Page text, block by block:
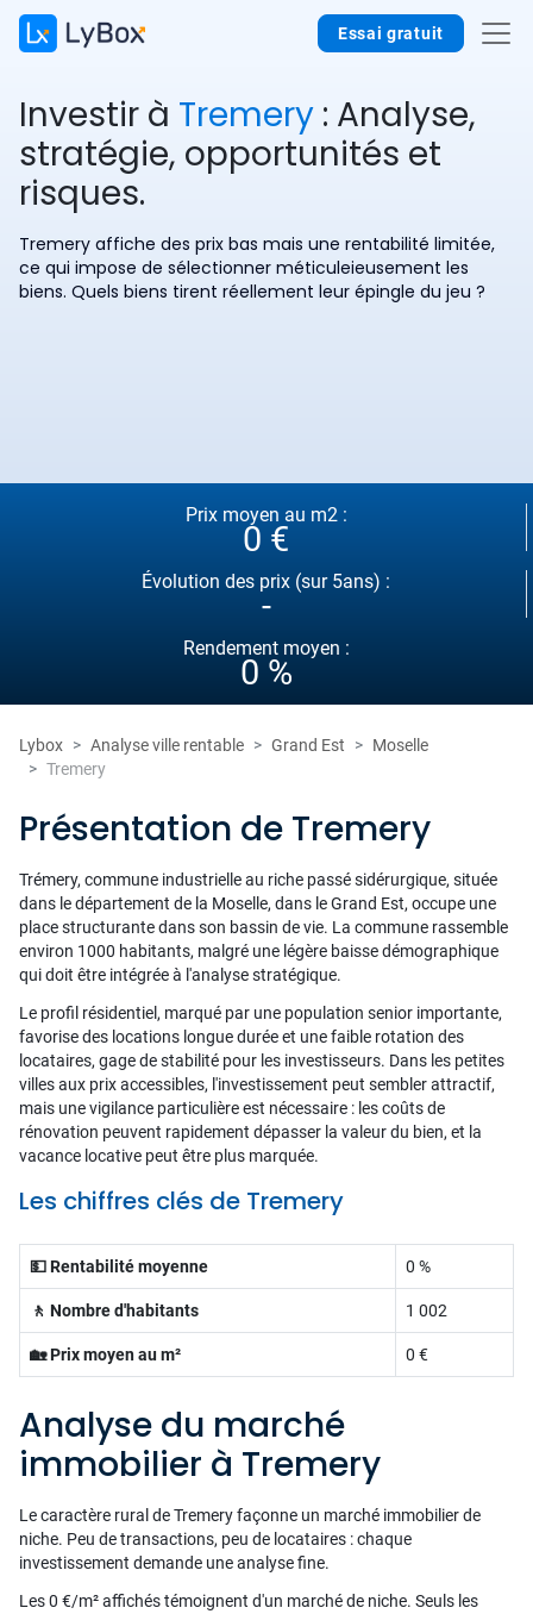
Essai gratuit
Investir à Tremery : Analyse,
stratégie, opportunités et
risques.
Tremery affiche des prix bas mais une rentabilité limitée,
ce qui impose de sélectionner méticuleieusement les
biens. Quels biens tirent réellement leur épingle du jeu ?
Prix moyen au m2 :
0 €
Évolution des prix (sur 5ans) :
-
Rendement moyen :
0 %
Lybox Analyse ville rentable Grand Est
Moselle
Tremery
Présentation de Tremery
Trémery, commune industrielle au riche passé sidérurgique, située
dans le département de la Moselle, dans le Grand Est, occupe une
place structurante dans son bassin de vie. La commune rassemble
environ 1000 habitants, malgré une légère baisse démographique
qui doit être intégrée à l'analyse stratégique.
Le profil résidentiel, marqué par une population senior importante,
favorise des locations longue durée et une faible rotation des
locataires, gage de stabilité pour les investisseurs. Dans les petites
villes aux prix accessibles, l'investissement peut sembler attractif,
mais une vigilance particulière est nécessaire : les coûts de
rénovation peuvent rapidement dépasser la valeur du bien, et la
vacance locative peut être plus marquée.
Les chiffres clés de Tremery
💵 Rentabilité moyenne 0 %
🚶 Nombre d'habitants 1 002
🏡 Prix moyen au m² 0 €
Analyse du marché
immobilier à Tremery
Le caractère rural de Tremery façonne un marché immobilier de
niche. Peu de transactions, peu de locataires : chaque
investissement demande une analyse fine.
Les 0 €/m² affichés témoignent d'un marché de niche. Seuls les